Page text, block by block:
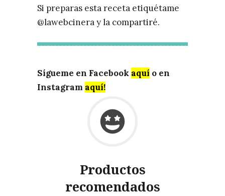
Si preparas esta receta etiquétame
@lawebcinera y la compartiré.
Sígueme en Facebook aquí o en
Instagram aquí!
Productos
recomendados